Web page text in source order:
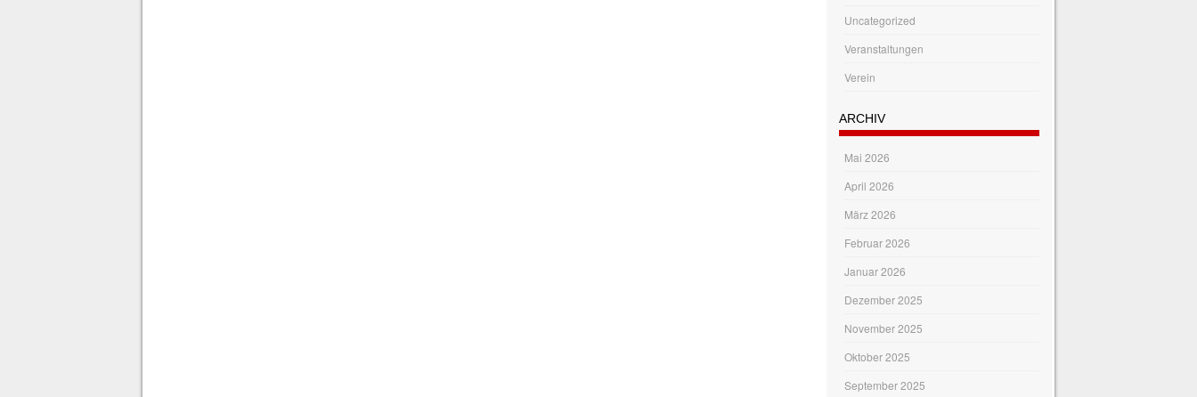
Uncategorized
Veranstaltungen
Verein
ARCHIV
Mai 2026
April 2026
März 2026
Februar 2026
Januar 2026
Dezember 2025
November 2025
Oktober 2025
September 2025